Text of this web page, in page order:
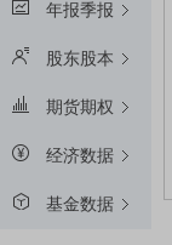
年报季报
股东股本
期货期权
经济数据
基金数据